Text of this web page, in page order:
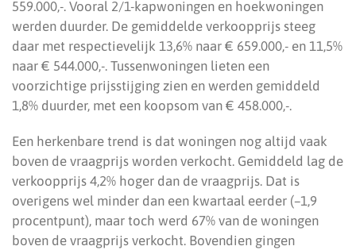
559.000,-. Vooral 2/1-kapwoningen en hoekwoningen
werden duurder. De gemiddelde verkoopprijs steeg
daar met respectievelijk 13,6% naar € 659.000,- en 11,5%
naar € 544.000,-. Tussenwoningen lieten een
voorzichtige prijsstijging zien en werden gemiddeld
1,8% duurder, met een koopsom van € 458.000,-.
Een herkenbare trend is dat woningen nog altijd vaak
boven de vraagprijs worden verkocht. Gemiddeld lag de
verkoopprijs 4,2% hoger dan de vraagprijs. Dat is
overigens wel minder dan een kwartaal eerder (–1,9
procentpunt), maar toch werd 67% van de woningen
boven de vraagprijs verkocht. Bovendien gingen